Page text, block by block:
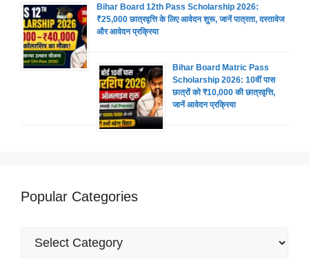
Bihar Board 12th Pass Scholarship 2026:
₹25,000 छात्रवृत्ति के लिए आवेदन शुरू, जानें पात्रता, दस्तावेज
और आवेदन प्रक्रिया
Bihar Board Matric Pass
Scholarship 2026: 10वीं पास
छात्रों को ₹10,000 की छात्रवृत्ति,
जानें आवेदन प्रक्रिया
Popular Categories
Popular